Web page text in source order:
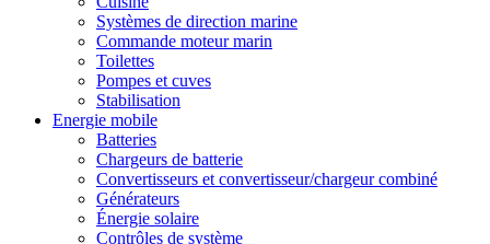
Systèmes de direction marine
Commande moteur marin
Toilettes
Pompes et cuves
Stabilisation
Energie mobile
Batteries
Chargeurs de batterie
Convertisseurs et convertisseur/chargeur combiné
Générateurs
Énergie solaire
Contrôles de système